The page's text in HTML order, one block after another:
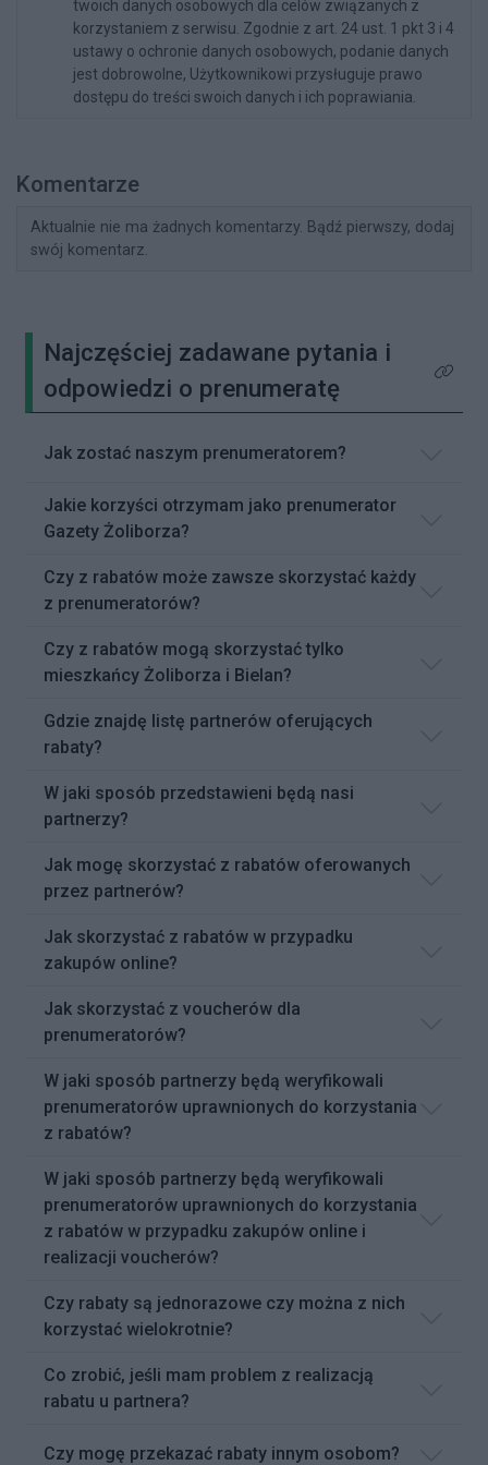
twoich danych osobowych dla celów związanych z
korzystaniem z serwisu. Zgodnie z art. 24 ust. 1 pkt 3 i 4
ustawy o ochronie danych osobowych, podanie danych
jest dobrowolne, Użytkownikowi przysługuje prawo
dostępu do treści swoich danych i ich poprawiania.
Komentarze
Aktualnie nie ma żadnych komentarzy. Bądź pierwszy, dodaj
swój komentarz.
Najczęściej zadawane pytania i
odpowiedzi o prenumeratę
Kliknij
Jak zostać naszym prenumeratorem?
Jakie korzyści otrzymam jako prenumerator
Gazety Żoliborza?
Czy z rabatów może zawsze skorzystać każdy
z prenumeratorów?
Czy z rabatów mogą skorzystać tylko
mieszkańcy Żoliborza i Bielan?
Gdzie znajdę listę partnerów oferujących
rabaty?
W jaki sposób przedstawieni będą nasi
partnerzy?
Jak mogę skorzystać z rabatów oferowanych
przez partnerów?
Jak skorzystać z rabatów w przypadku
zakupów online?
Jak skorzystać z voucherów dla
prenumeratorów?
W jaki sposób partnerzy będą weryfikowali
prenumeratorów uprawnionych do korzystania
z rabatów?
W jaki sposób partnerzy będą weryfikowali
prenumeratorów uprawnionych do korzystania
z rabatów w przypadku zakupów online i
realizacji voucherów?
Czy rabaty są jednorazowe czy można z nich
korzystać wielokrotnie?
Co zrobić, jeśli mam problem z realizacją
rabatu u partnera?
Czy mogę przekazać rabaty innym osobom?